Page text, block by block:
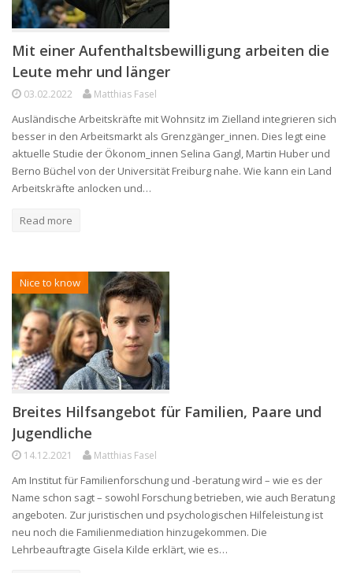
Mit einer Aufenthaltsbewilligung arbeiten die
Leute mehr und länger
03.02.2022 Matthias Fasel
Ausländische Arbeitskräfte mit Wohnsitz im Zielland integrieren sich
besser in den Arbeitsmarkt als Grenzgänger_innen. Dies legt eine
aktuelle Studie der Ökonom_innen Selina Gangl, Martin Huber und
Berno Büchel von der Universität Freiburg nahe. Wie kann ein Land
Arbeitskräfte anlocken und…
Read more
Nice to know
Breites Hilfsangebot für Familien, Paare und
Jugendliche
14.12.2021 Matthias Fasel
Am Institut für Familienforschung und -beratung wird – wie es der
Name schon sagt – sowohl Forschung betrieben, wie auch Beratung
angeboten. Zur juristischen und psychologischen Hilfeleistung ist
neu noch die Familienmediation hinzugekommen. Die
Lehrbeauftragte Gisela Kilde erklärt, wie es…